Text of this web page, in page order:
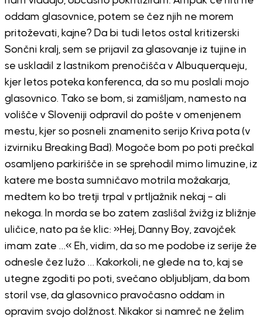
oddam glasovnice, potem se čez njih ne morem
pritoževati, kajne? Da bi tudi letos ostal kritizerski
Sončni kralj, sem se prijavil za glasovanje iz tujine in
se uskladil z lastnikom prenočišča v Albuquerqueju,
kjer letos poteka konferenca, da so mu poslali mojo
glasovnico. Tako se bom, si zamišljam, namesto na
volišče v Sloveniji odpravil do pošte v omenjenem
mestu, kjer so posneli znamenito serijo Kriva pota (v
izvirniku Breaking Bad). Mogoče bom po poti prečkal
osamljeno parkirišče in se sprehodil mimo limuzine, iz
katere me bosta sumničavo motrila možakarja,
medtem ko bo tretji trpal v prtljažnik nekaj – ali
nekoga. In morda se bo zatem zaslišal žvižg iz bližnje
uličice, nato pa še klic: »Hej, Danny Boy, zavojček
imam zate …« Eh, vidim, da so me podobe iz serije že
odnesle čez lužo … Kakorkoli, ne glede na to, kaj se
utegne zgoditi po poti, svečano obljubljam, da bom
storil vse, da glasovnico pravočasno oddam in
opravim svojo dolžnost. Nikakor si namreč ne želim